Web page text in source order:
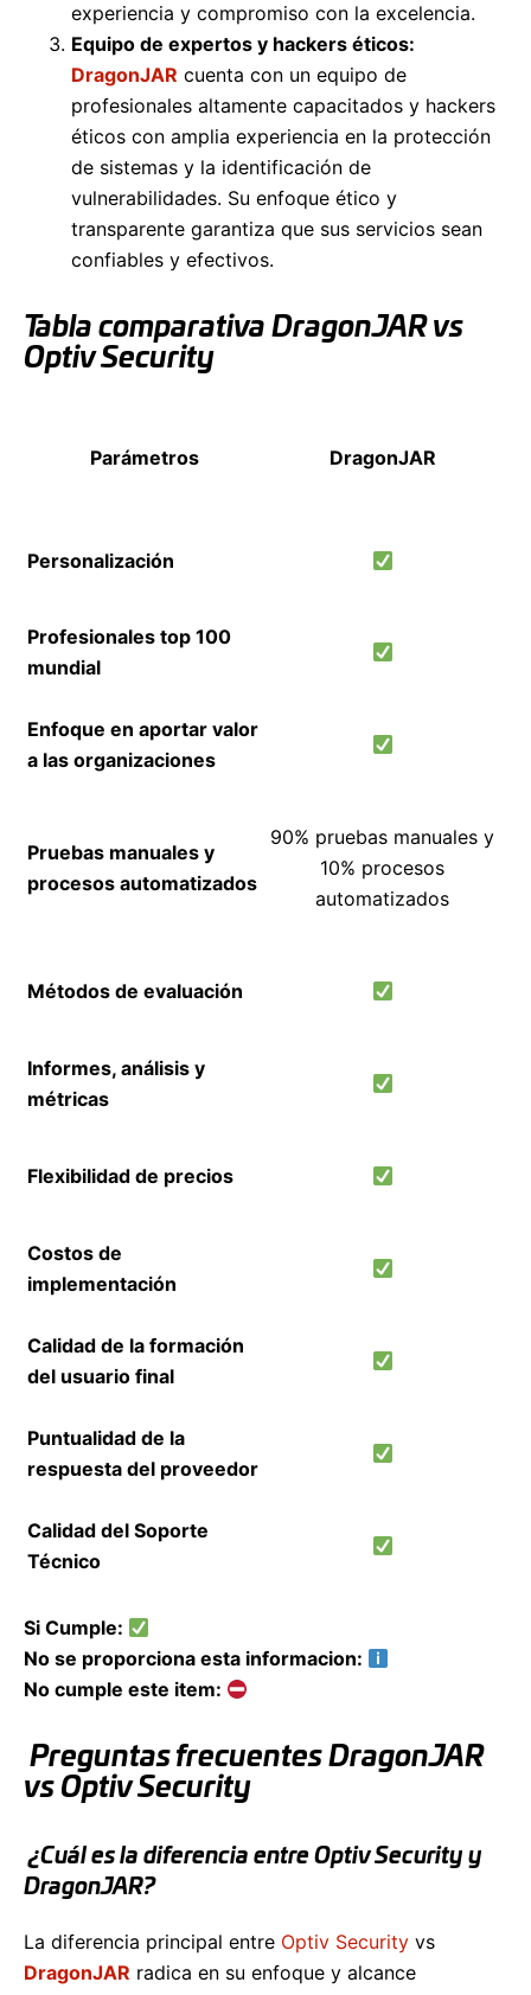
experiencia y compromiso con la excelencia.
Equipo de expertos y hackers éticos:
DragonJAR cuenta con un equipo de
profesionales altamente capacitados y hackers
éticos con amplia experiencia en la protección
de sistemas y la identificación de
vulnerabilidades. Su enfoque ético y
transparente garantiza que sus servicios sean
confiables y efectivos.
Tabla comparativa DragonJAR vs
Optiv Security
Parámetros DragonJAR
Personalización
Profesionales top 100
mundial
Enfoque en aportar valor
a las organizaciones
Pruebas manuales y
procesos automatizados
90% pruebas manuales y
10% procesos
automatizados
Métodos de evaluación
Informes, análisis y
métricas
Flexibilidad de precios
Costos de
implementación
Calidad de la formación
del usuario final
Puntualidad de la
respuesta del proveedor
Calidad del Soporte
Técnico
Si Cumple:
No se proporciona esta informacion:
No cumple este item:
Preguntas frecuentes DragonJAR
vs Optiv Security
¿Cuál es la diferencia entre Optiv Security y
DragonJAR?
La diferencia principal entre Optiv Security vs
DragonJAR radica en su enfoque y alcance